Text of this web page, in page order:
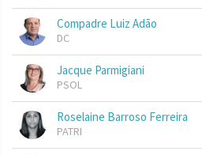
Compadre Luiz Adão
DC
Jacque Parmigiani
PSOL
Roselaine Barroso Ferreira
PATRI